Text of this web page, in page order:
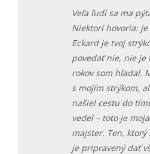
Veľa ľudí sa ma
Niektorí hovoria:
Eckard je tvoj
povedať nie, nie je
rokov som hľadal.
s mojím strýkom,
našiel cestu do
vedel – toto je
majster. Ten, ktorý
je pripravený dať